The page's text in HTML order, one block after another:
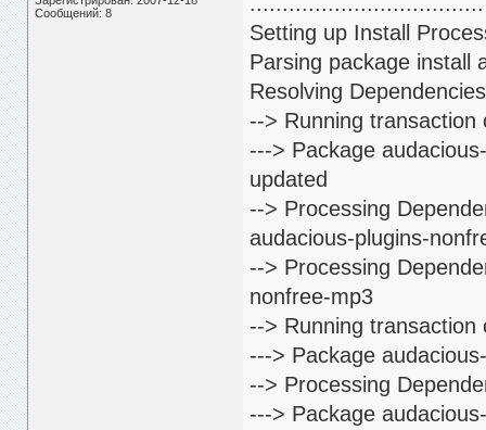
Сообщений: 8
Setting up Install
Parsing package install
Resolving Dependencies
--> Running transaction
---> Package
updated
--> Processing
audacious-plugins-
--> Processing
nonfree-mp3
--> Running transaction
---> Package
--> Processing
---> Package